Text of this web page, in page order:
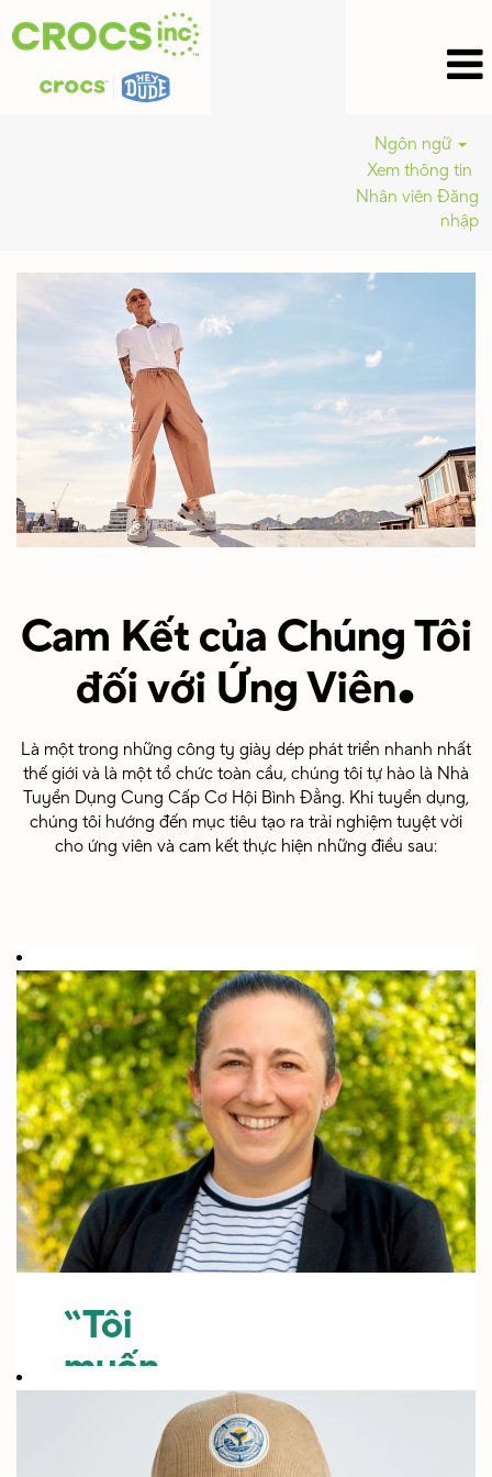
Ngôn ngữ
Xem thông tin
Nhân viên Đăng
nhập
Cam Kết của Chúng Tôi
đối với Ứng Viên.
Là một trong những công ty giày dép phát triển nhanh nhất
thế giới và là một tổ chức toàn cầu, chúng tôi tự hào là Nhà
Tuyển Dụng Cung Cấp Cơ Hội Bình Đẳng. Khi tuyển dụng,
chúng tôi hướng đến mục tiêu tạo ra trải nghiệm tuyệt vời
cho ứng viên và cam kết thực hiện những điều sau:
“Tôi
muốn
đổi và